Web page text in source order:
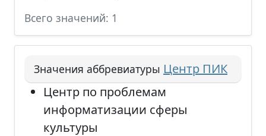
Всего значений: 1
Значения аббревиатуры Центр ПИК
Центр по проблемам
информатизации сферы
культуры